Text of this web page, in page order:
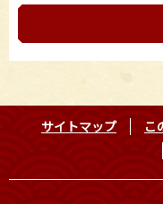
サイトマップ こ